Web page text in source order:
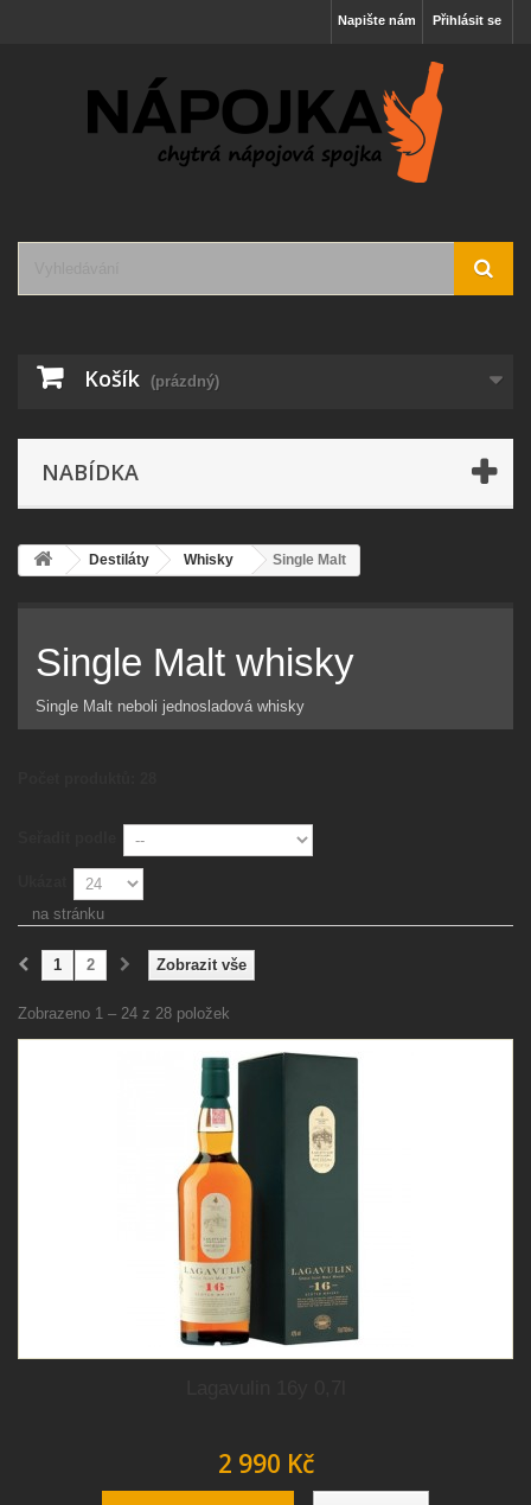
Přihlásit se
Napište nám
Košík (prázdný)
NABÍDKA
Destiláty Whisky Single Malt
Single Malt whisky
Single Malt neboli jednosladová whisky
na stránku
Zobrazit vše
1 2
Zobrazeno 1 – 24 z 28 položek
2 990 Kč